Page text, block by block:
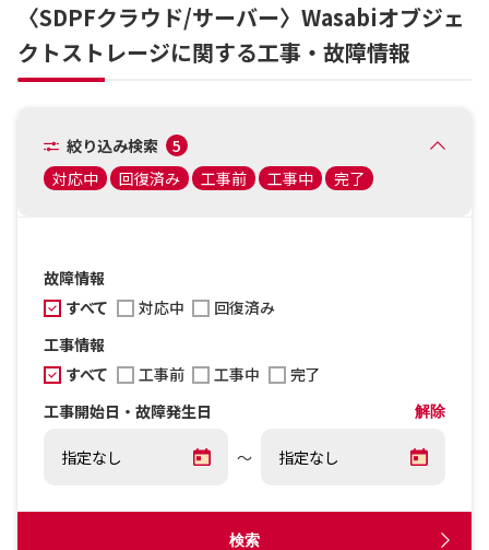
OCNのお客さまはこちら
工事・故障情報通知サー
ビス
〈SDPFクラウド/サーバー〉Wasabiオブジェ
クトストレージに関する工事・故障情報
絞り込み検索
5
対応中
回復済み 工事前 工事中 完了
故障情報
すべて
対応中
回復済み
工事情報
すべて
工事前 工事中
完了
工事開始日・故障発生日
解除
～
検索